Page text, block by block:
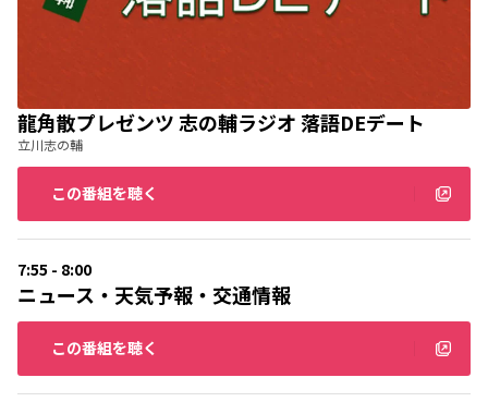
龍角散プレゼンツ 志の輔ラジオ 落語DEデート
立川志の輔
この番組を聴く
7:55 - 8:00
ニュース・天気予報・交通情報
この番組を聴く